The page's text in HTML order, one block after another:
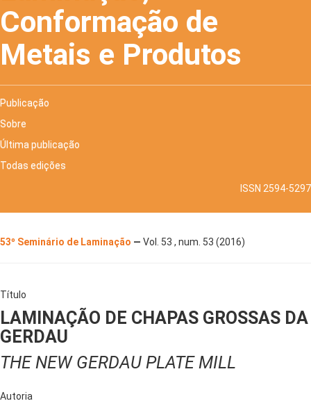
Conformação de
Metais e Produtos
Publicação
Sobre
Última publicação
Todas edições
ISSN 2594-5297
53º Seminário de Laminação — Vol. 53 , num. 53 (2016)
Título
LAMINAÇÃO DE CHAPAS GROSSAS DA
GERDAU
THE NEW GERDAU PLATE MILL
Autoria